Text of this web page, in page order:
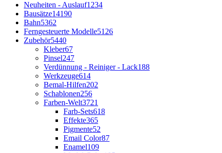
Neuheiten - Auslauf1234
Bausätze14190
Bahn5362
Ferngesteuerte Modelle5126
Zubehör5440
Kleber67
Pinsel247
Verdünnung - Reiniger - Lack188
Werkzeuge614
Bemal-Hilfen202
Schablonen256
Farben-Welt3721
Farb-Sets618
Effekte365
Pigmente52
Email Color87
Enamel109